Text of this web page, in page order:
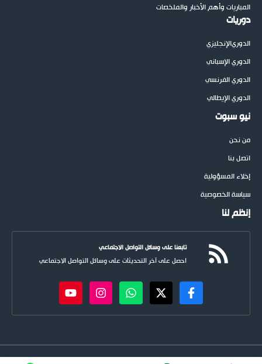
المباريات وأهم الأخبار والملخصات
دوريات
الدوريالإنجليزي
الدوري الإسباني
الدوري الفرنسي
الدوري الإيطالي
نيو سبوت
من نحن
اتصل بنا
إخلاء المسؤولية
سياسة الخصوصية
إنظم لنا
تابعنا على وسائل التواصل الاجتماعي
احصل على آخر التحديثات على وسائل التواصل الاجتماعي